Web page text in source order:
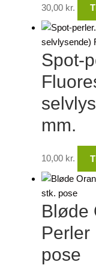
30,00 kr.
Spot-
mm.
10,00 kr.
Bløde
Perler
pose